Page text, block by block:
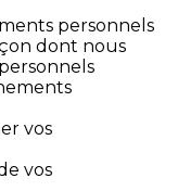
personnels
dont nous
vos
vos